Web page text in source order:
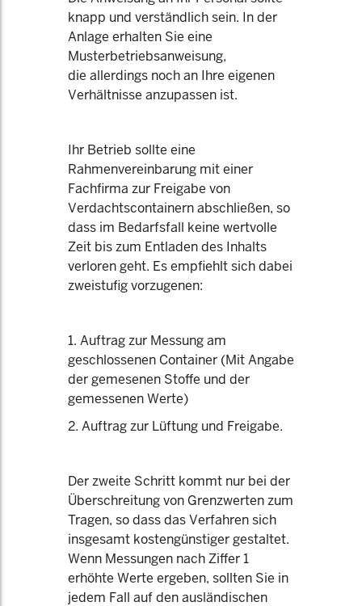
knapp und verständlich sein. In der
Anlage erhalten Sie eine
Musterbetriebsanweisung,
die allerdings noch an Ihre eigenen
Verhältnisse anzupassen ist.
Ihr Betrieb sollte eine
Rahmenvereinbarung mit einer
Fachfirma zur Freigabe von
Verdachtscontainern abschließen, so
dass im Bedarfsfall keine wertvolle
Zeit bis zum Entladen des Inhalts
verloren geht. Es empfiehlt sich dabei
zweistufig vorzugenen:
1. Auftrag zur Messung am
geschlossenen Container (Mit Angabe
der gemesenen Stoffe und der
gemessenen Werte)
2. Auftrag zur Lüftung und Freigabe.
Der zweite Schritt kommt nur bei der
Überschreitung von Grenzwerten zum
Tragen, so dass das Verfahren sich
insgesamt kostengünstiger gestaltet.
Wenn Messungen nach Ziffer 1
erhöhte Werte ergeben, sollten Sie in
jedem Fall auf den ausländischen